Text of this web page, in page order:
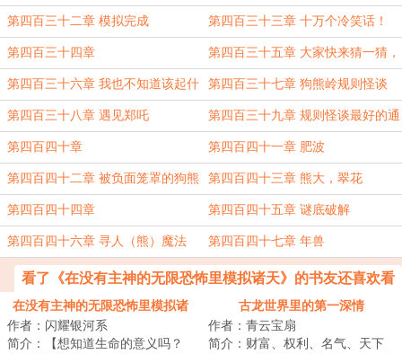
誉....
第四百三十二章 模拟完成 第四百三十三章 十万个冷笑话！
第四百三十四章 第四百三十五章 大家快来猜一猜，
牢大到牢七
第四百三十六章 我也不知道该起什
么章节名了
第四百三十七章 狗熊岭规则怪谈
第四百三十八章 遇见郑吒 第四百三十九章 规则怪谈最好的通
关方式就是把怪谈打一顿
第四百四十章 第四百四十一章 肥波
第四百四十二章 被负面笼罩的狗熊
岭
第四百四十三章 熊大，翠花
第四百四十四章 第四百四十五章 谜底破解
第四百四十六章 寻人（熊）魔法 第四百四十七章 年兽
看了《在没有主神的无限恐怖里模拟诸天》的书友还喜欢看
在没有主神的无限恐怖里模拟诸
天
作者：闪耀银河系
简介：【想知道生命的意义吗？
古龙世界里的第一深情
作者：青云宝扇
简介：财富、权利、名气、天下